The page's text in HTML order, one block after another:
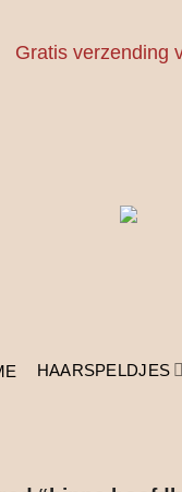
Gratis verzending
HAARSPELDJES